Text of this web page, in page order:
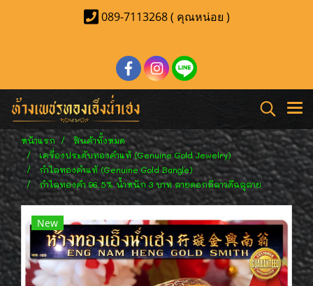
089-7113268 ( คุณหน่อย )
หน้าแรก
สินค้าทั้งหมด
เครื่องประดับทองคำแท้ (Genuine Gold Jewelry)
กำไลทองคำแท้ (Genuine Gold Bangle)
กำไลทองคำ 96.5% น้ำหนัก 3 บาท ลายดอกลีลาวดีฉลุลาย
New